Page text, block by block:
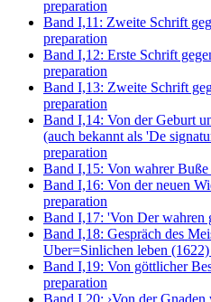
preparation
Band I,11: Zweite Schrift
preparation
Band I,12: Erste Schrift
preparation
Band I,13: Zweite Schrift
preparation
Band I,14: Von der Geburt
(auch bekannt als 'De
preparation
Band I,15: Von wahrer
Band I,16: Von der neuen
preparation
Band I,17: 'Von Der wahren
Band I,18: Gespräch des
Uber=Sinlichen leben (1622)
Band I,19: Von göttlicher
preparation